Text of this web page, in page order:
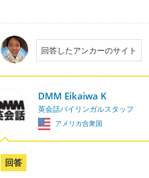
回答したアンカーのサイト
DMM Eikaiwa K
英会話バイリンガルスタッフ
アメリカ合衆国
回答